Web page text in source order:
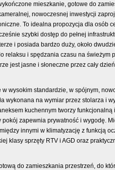
mieszkanie, gotowe do
nowoczesnej inwestycji
To idealna propozycja dla osób
szybki dostęp do pełnej
i posiada bardzo duży, około
relaksu i spędzania czasu na świeżym
jest jasne i słoneczne przez cały
w wysokim standardzie, w spójnym,
wykonana na wymiar przez stolarza i
kuchennym tworzy
zapewnia prywatność i wygodę.
innymi w klimatyzację z funkcją
klasy sprzęty RTV i AGD oraz
do zamieszkania przestrzeń, do